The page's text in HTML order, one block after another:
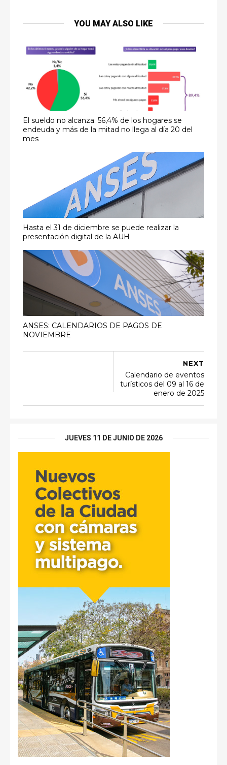
YOU MAY ALSO LIKE
El sueldo no alcanza: 56,4% de los hogares se
endeuda y más de la mitad no llega al día 20 del
mes
Hasta el 31 de diciembre se puede realizar la
presentación digital de la AUH
ANSES: CALENDARIOS DE PAGOS DE
NOVIEMBRE
NEXT
Calendario de eventos
turísticos del 09 al 16 de
enero de 2025
JUEVES 11 DE JUNIO DE 2026